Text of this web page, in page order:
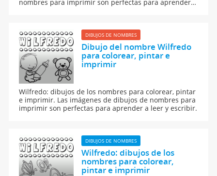
nombres para imprimir son perfectas para aprender a
DIBUJOS DE NOMBRES
Dibujo del nombre Wilfredo
para colorear, pintar e
imprimir
Wilfredo: dibujos de los nombres para colorear, pintar
e imprimir. Las imágenes de dibujos de nombres para
imprimir son perfectas para aprender a leer y escribir.
DIBUJOS DE NOMBRES
Wilfredo: dibujos de los
nombres para colorear,
pintar e imprimir